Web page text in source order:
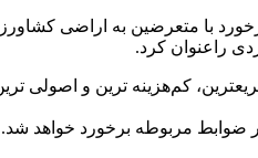
با متعرضین به اراضی
راعنوان کرد.
کم‌هزینه ترین و اصولی
ضوابط مربوطه برخورد خواهد شد.